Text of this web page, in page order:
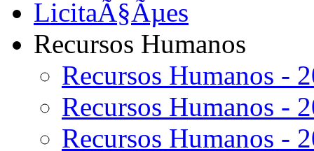
LicitaÃ§Ãµes
Recursos Humanos
Recursos Humanos -
Recursos Humanos -
Recursos Humanos -